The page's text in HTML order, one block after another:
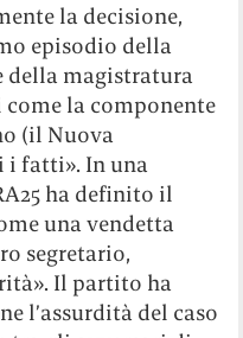
la decisione,
episodio della
della magistratura
come la componente
(il Nuova
i fatti». In una
ha definito il
una vendetta
segretario,
Il partito ha
l’assurdità del caso